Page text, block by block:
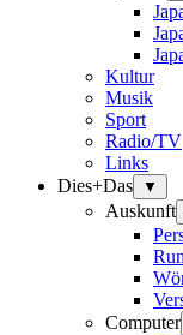
Kultur
Musik
Sport
Radio/TV
Links
Dies+Das
▼
Auskunft
Computer